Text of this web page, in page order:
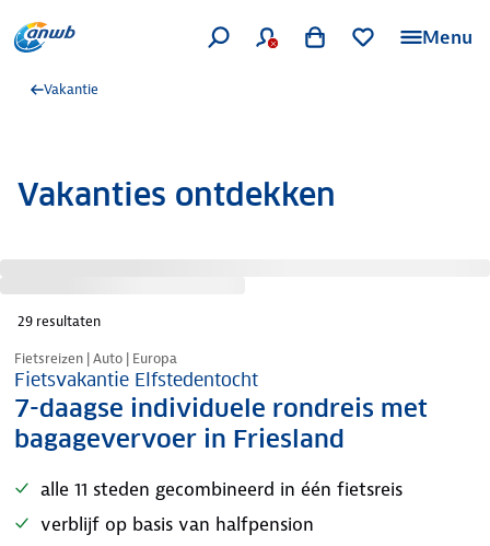
Menu
Vakantie
Vakanties ontdekken
29 resultaten
Nazomer korting
Fietsreizen | Auto | Europa
Fietsvakantie Elfstedentocht
7-daagse individuele rondreis met
bagagevervoer in Friesland
alle 11 steden gecombineerd in één fietsreis
verblijf op basis van halfpension